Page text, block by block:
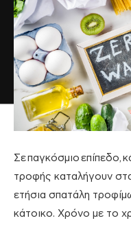
Σεπαγκόσμιο επίπεδο,
τροφής καταλήγουν
ετήσια σπατάλη
κάτοικο. Χρόνο με το